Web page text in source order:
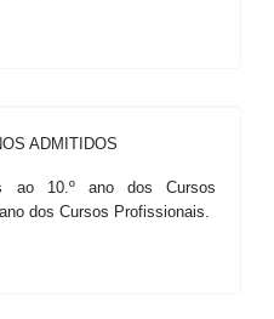
ADMITIDOS
ao 10.º ano dos Cursos
dos Cursos Profissionais.